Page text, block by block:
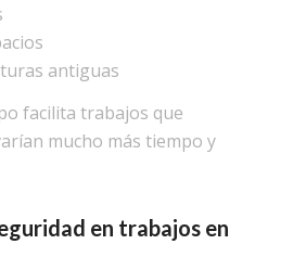
antiguas
facilita trabajos que
mucho más tiempo y
en trabajos en